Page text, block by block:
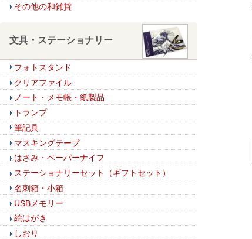
その他の和雑貨
文具・ステーショナリー
フォトスタンド
クリアファイル
ノート・メモ帳・紙製品
トランプ
筆記具
マスキングテープ
はさみ・ペーパーナイフ
ステーショナリーセット（ギフトセット）
名刺箱・小箱
USBメモリー
絵はがき
しおり